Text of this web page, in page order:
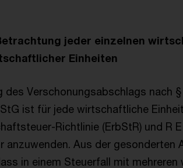
jeder einzelnen
Einheiten
des Verschonungsabschlags nach
ist für jede wirtschaftliche
Richtlinie (ErbStR) und R
anzuwenden. Aus der
in einem Steuerfall mit